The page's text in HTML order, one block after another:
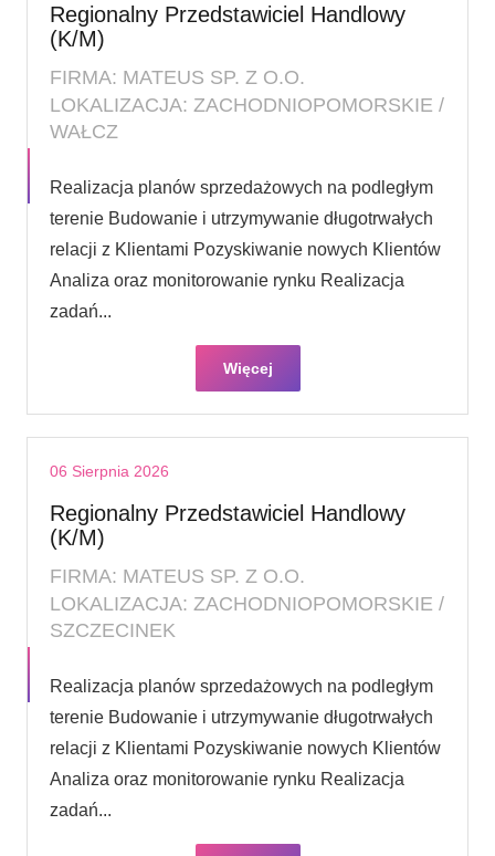
Regionalny Przedstawiciel Handlowy
(K/M)
FIRMA: MATEUS SP. Z O.O.
LOKALIZACJA: ZACHODNIOPOMORSKIE /
WAŁCZ
Realizacja planów sprzedażowych na podległym
terenie Budowanie i utrzymywanie długotrwałych
relacji z Klientami Pozyskiwanie nowych Klientów
Analiza oraz monitorowanie rynku Realizacja
zadań...
Więcej
06 Sierpnia 2026
Regionalny Przedstawiciel Handlowy
(K/M)
FIRMA: MATEUS SP. Z O.O.
LOKALIZACJA: ZACHODNIOPOMORSKIE /
SZCZECINEK
Realizacja planów sprzedażowych na podległym
terenie Budowanie i utrzymywanie długotrwałych
relacji z Klientami Pozyskiwanie nowych Klientów
Analiza oraz monitorowanie rynku Realizacja
zadań...